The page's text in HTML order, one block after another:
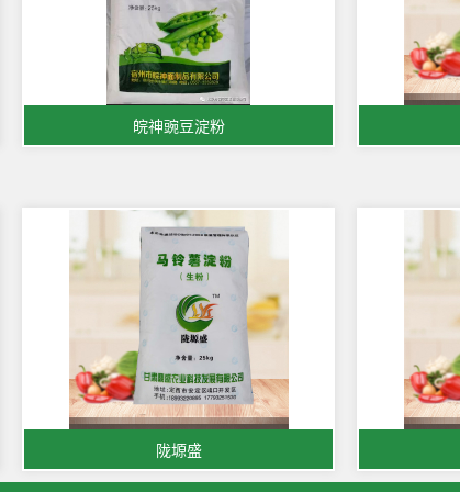
皖神豌豆淀粉
陇塬盛